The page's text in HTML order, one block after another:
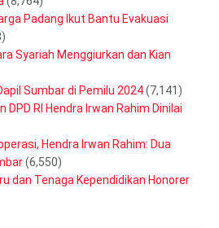
Padang Ikut Bantu Evakuasi
Syariah Menggiurkan dan Kian
Sumbar di Pemilu 2024(7,141)
RI Hendra Irwan Rahim Dinilai
Hendra Irwan Rahim: Dua
(6,550)
dan Tenaga Kependidikan Honorer